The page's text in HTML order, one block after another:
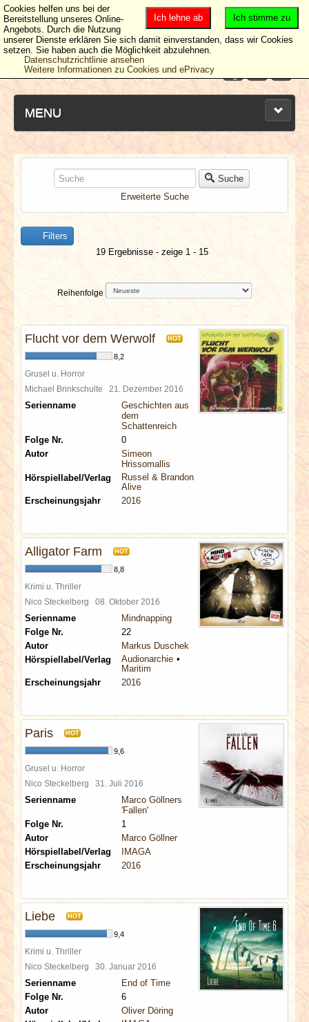
MENU
NEUESTE ARTIKEL
NEWS & DATES
BERICHTE
VERLOSUNGEN
SPECIALS
REDAKTION
ARCHIV
Suche
Erweiterte Suche
Filters
19 Ergebnisse - zeige 1 - 15
Reihenfolge
Flucht vor dem Werwolf HOT
8,2
Grusel u. Horror
Michael Brinkschulte 21. Dezember 2016
Serienname
Geschichten aus
dem
Schattenreich
Folge Nr.
0
Autor
Simeon
Hrissomallis
Hörspiellabel/Verlag
Russel & Brandon
Alive
Erscheinungsjahr
2016
Alligator Farm HOT
8,8
Krimi u. Thriller
Nico Steckelberg 08. Oktober 2016
Serienname
Mindnapping
Folge Nr.
22
Autor
Markus Duschek
Hörspiellabel/Verlag
Audionarchie
Maritim
Erscheinungsjahr
2016
Paris HOT
9,6
Grusel u. Horror
Nico Steckelberg 31. Juli 2016
Serienname
Marco Göllners
'Fallen'
Folge Nr.
1
Autor
Marco Göllner
Hörspiellabel/Verlag
IMAGA
Erscheinungsjahr
2016
Liebe HOT
9,4
Krimi u. Thriller
Nico Steckelberg 30. Januar 2016
Serienname
End of Time
Folge Nr.
6
Autor
Oliver Döring
Ich stimme zu
Ich lehne ab
Cookies helfen uns bei der
Bereitstellung unseres Online-
Angebots. Durch die Nutzung
unserer Dienste erklären Sie sich damit einverstanden, dass wir Cookies
setzen. Sie haben auch die Möglichkeit abzulehnen.
Datenschutzrichtlinie ansehen
Weitere Informationen zu Cookies und ePrivacy